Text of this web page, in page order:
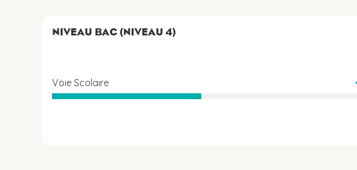
NIVEAU BAC (NIVEAU 4)
Voie Scolaire